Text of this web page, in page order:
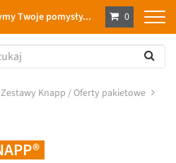
Twoje pomysły... 0
Zestawy Knapp / Oferty pakietowe